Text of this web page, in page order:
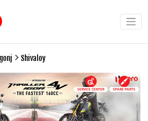
Shivaloy
SERVICE CENTER SPARE PARTS